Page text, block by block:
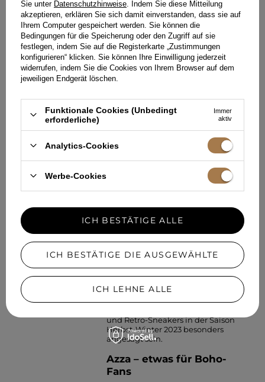
gehalten ist, können Sie die Schuhe
passend zu den Accessoires
auswählen, z.B. eine orangefarbene
Tasche + Schuhe mit
orangefarbenen Akzenten. Wir
versprechen Ihnen, dass Sie einen
beeindruckenden Effekt erzielen
werden!
Ausführung
Kombinationen. Sportschuhe zu
einem Jeanskleid? Warum nicht!
Tamara
ist ein einzigartiges Modell,
das Sie zu jedem Anlass tragen
können. Zur Arbeit, auf ein Getränk
oder zu einem Geschäftstreffen.
Trendsetter sind.
Jeans, Jeans und nochmals Jeans!
Nicht umsonst erwähnen wir gerade
dieses Outfit. In den Läden und auf
den Laufstegen gibt es eine Fülle
immer wieder in Mode, um noch
mehr zu begeistern. Daher wird die
und Retro-Sneakers in der Saison
Herbst-Winter 2023 besonders
angesagt sein.
Azza – etwas für Boho-
Fans
Sie unter Datenschutzhinweise . Indem Sie diese Mitteilung
akzeptieren, erklären Sie sich damit einverstanden, dass sie auf
Ihrem Computer gespeichert werden. Sie können die
Bedingungen für die Speicherung oder den Zugriff auf sie
festlegen, indem Sie auf die Registerkarte „Zustimmungen
konfigurieren“ klicken. Sie können Ihre Einwilligung jederzeit
widerrufen, indem Sie die Cookies von Ihrem Browser auf dem
jeweiligen Endgerät löschen.
Funktionale Cookies (Unbedingt
erforderliche)
Immer
aktiv
Analytics-Cookies
Werbe-Cookies
ICH BESTÄTIGE DIE AUSGEWÄHLTE
ICH LEHNE ALLE
ICH BESTÄTIGE ALLE